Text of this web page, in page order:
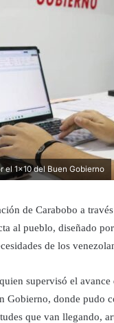
el 1x10 del Buen Gobierno
de Carabobo a
al pueblo, diseñado
de los
supervisó el
Gobierno, donde pudo
que van llegando,